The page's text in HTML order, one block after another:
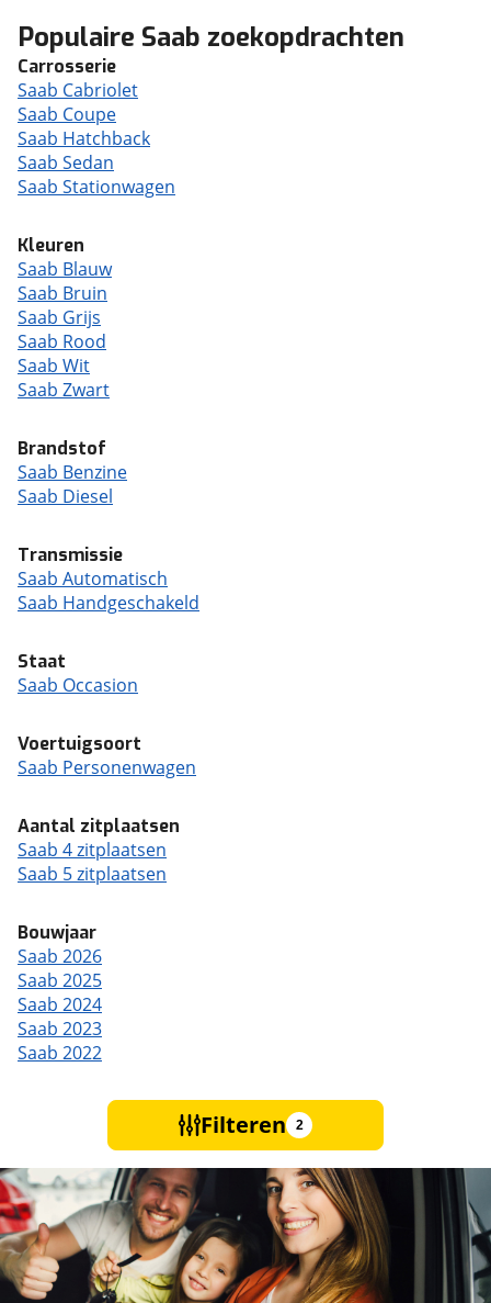
Populaire Saab zoekopdrachten
Carrosserie
Saab Cabriolet
Saab Coupe
Saab Hatchback
Saab Sedan
Saab Stationwagen
Kleuren
Saab Blauw
Saab Bruin
Saab Grijs
Saab Rood
Saab Wit
Saab Zwart
Brandstof
Saab Benzine
Saab Diesel
Transmissie
Saab Automatisch
Saab Handgeschakeld
Staat
Saab Occasion
Voertuigsoort
Saab Personenwagen
Aantal zitplaatsen
Saab 4 zitplaatsen
Saab 5 zitplaatsen
Bouwjaar
Saab 2026
Saab 2025
Saab 2024
Saab 2023
Saab 2022
Filteren 2